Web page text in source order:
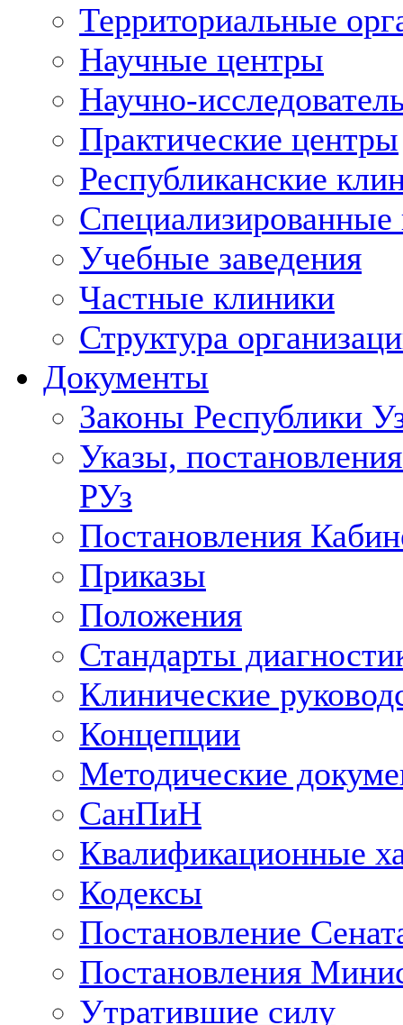
Территориальные
Научные центры
Научно-
Практические центры
Республиканские
Учебные заведения
Частные клиники
Структура
Документы
Законы Республики
Указы,
РУз
Постановления
Приказы
Положения
Стандарты
Клинические
Концепции
Методические
СанПиН
Квалификационные
Кодексы
Постановление
Постановления
Утратившие силу